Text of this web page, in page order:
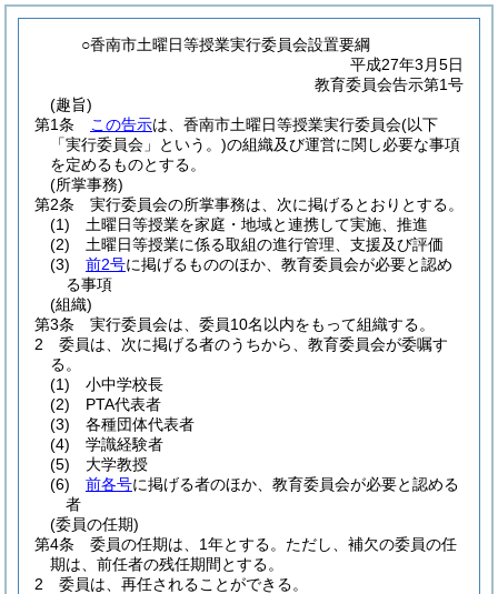
○香南市土曜日等授業実行委員会設置要綱
平成27年3月5日
教育委員会告示第1号
(趣旨)
第1条
この告示は、香南市土曜日等授業実行委員会(以下
「実行委員会」という。)の組織及び運営に関し必要な事項
を定めるものとする。
(所掌事務)
第2条
実行委員会の所掌事務は、次に掲げるとおりとする。
(1)
土曜日等授業を家庭・地域と連携して実施、推進
(2)
土曜日等授業に係る取組の進行管理、支援及び評価
(3)
前2号に掲げるもののほか、教育委員会が必要と認め
る事項
(組織)
第3条
実行委員会は、委員10名以内をもって組織する。
2
委員は、次に掲げる者のうちから、教育委員会が委嘱す
る。
(1)
小中学校長
(2)
PTA代表者
(3)
各種団体代表者
(4)
学識経験者
(5)
大学教授
(6)
前各号に掲げる者のほか、教育委員会が必要と認める
者
(委員の任期)
第4条
委員の任期は、1年とする。 ただし、補欠の委員の任
期は、前任者の残任期間とする。
2
委員は、再任されることができる。